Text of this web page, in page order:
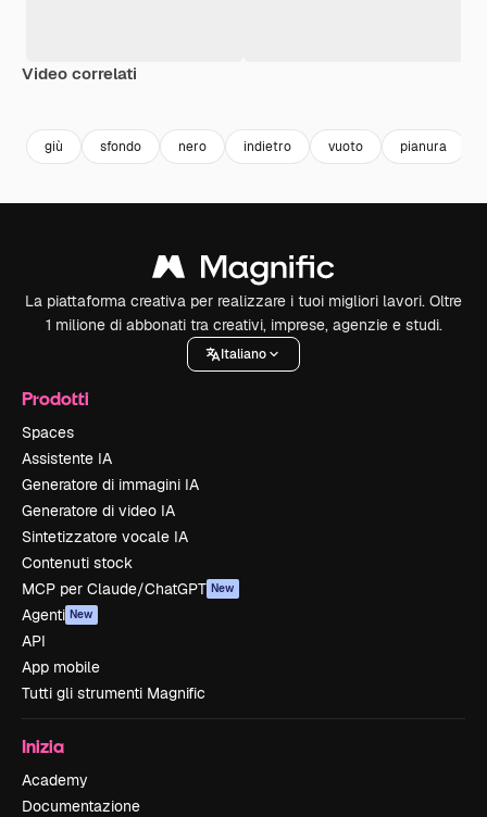
Video correlati
giù sfondo nero indietro vuoto pianura
La piattaforma creativa per realizzare i tuoi migliori lavori. Oltre
1 milione di abbonati tra creativi, imprese, agenzie e studi.
Italiano
Prodotti
Spaces
Assistente IA
Generatore di immagini IA
Generatore di video IA
Sintetizzatore vocale IA
Contenuti stock
MCP per Claude/ChatGPT New
Agenti New
API
App mobile
Tutti gli strumenti Magnific
Inizia
Academy
Documentazione